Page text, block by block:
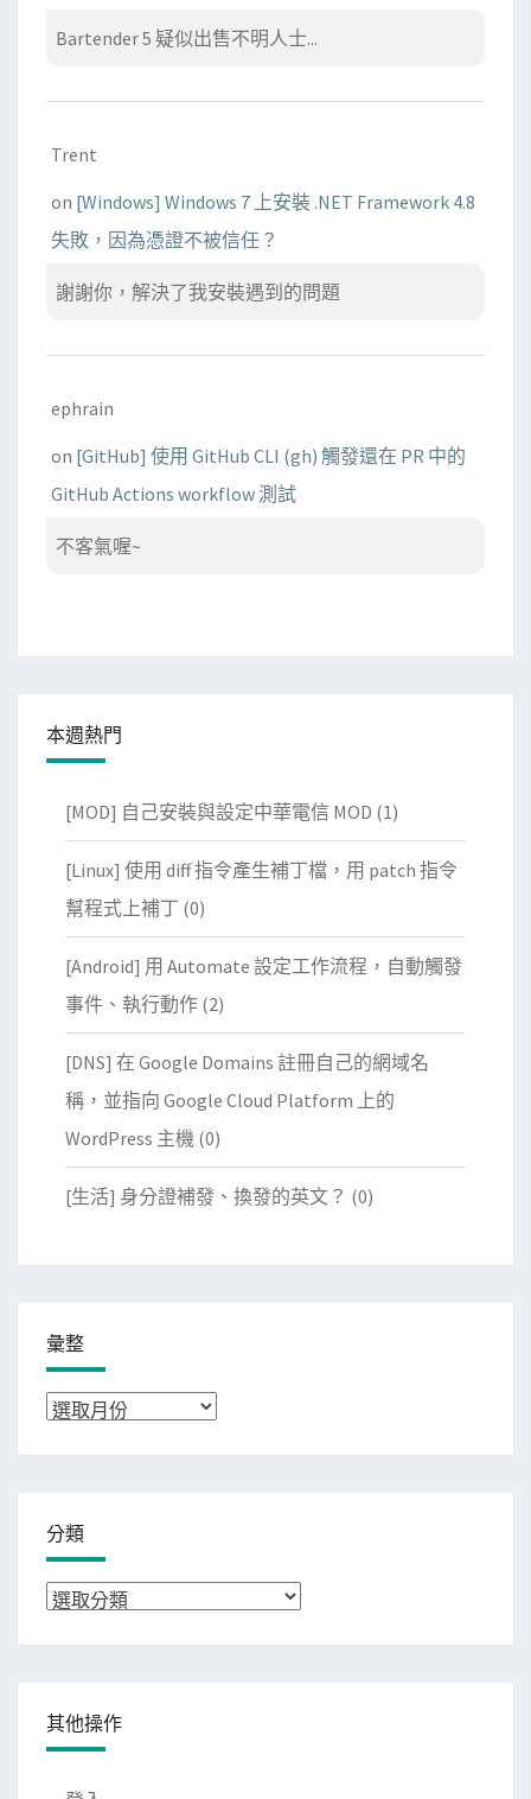
Bartender 5 疑似出售不明人士...
Trent
on [Windows] Windows 7 上安裝 .NET Framework 4.8
失敗，因為憑證不被信任？
謝謝你，解決了我安裝遇到的問題
ephrain
on [GitHub] 使用 GitHub CLI (gh) 觸發還在 PR 中的
GitHub Actions workflow 測試
不客氣喔~
本週熱門
[MOD] 自己安裝與設定中華電信 MOD (1)
[Linux] 使用 diff 指令產生補丁檔，用 patch 指令
幫程式上補丁 (0)
[Android] 用 Automate 設定工作流程，自動觸發
事件、執行動作 (2)
[DNS] 在 Google Domains 註冊自己的網域名
稱，並指向 Google Cloud Platform 上的
WordPress 主機 (0)
[生活] 身分證補發、換發的英文？ (0)
彙整
彙
分類
分
其他操作